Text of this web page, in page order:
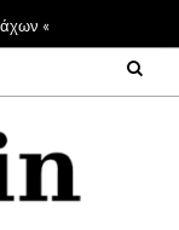
«Μελίνα Μερκούρη»